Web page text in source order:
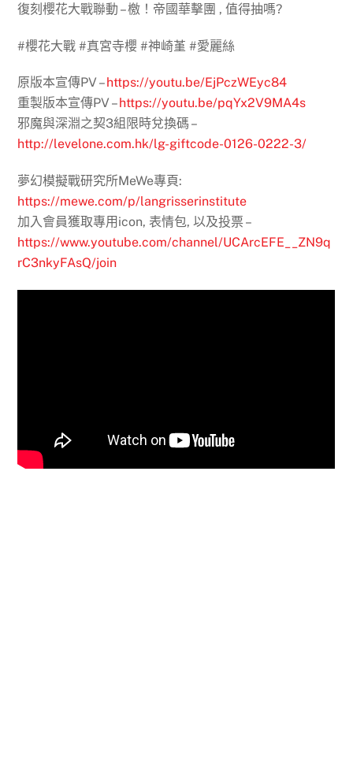
復刻櫻花大戰聯動 – 檄！帝國華擊團 , 值得抽嗎?
#櫻花大戰 #真宮寺櫻 #神崎堇 #愛麗絲
原版本宣傳PV – https://youtu.be/EjPczWEyc84
重製版本宣傳PV – https://youtu.be/pqYx2V9MA4s
邪魔與深淵之契3組限時兌換碼 –
http://levelone.com.hk/lg-giftcode-0126-0222-3/
夢幻模擬戰研究所MeWe專頁:
https://mewe.com/p/langrisserinstitute
加入會員獲取專用icon, 表情包, 以及投票 –
https://www.youtube.com/channel/UCArcEFE__ZN9q
rC3nkyFAsQ/join